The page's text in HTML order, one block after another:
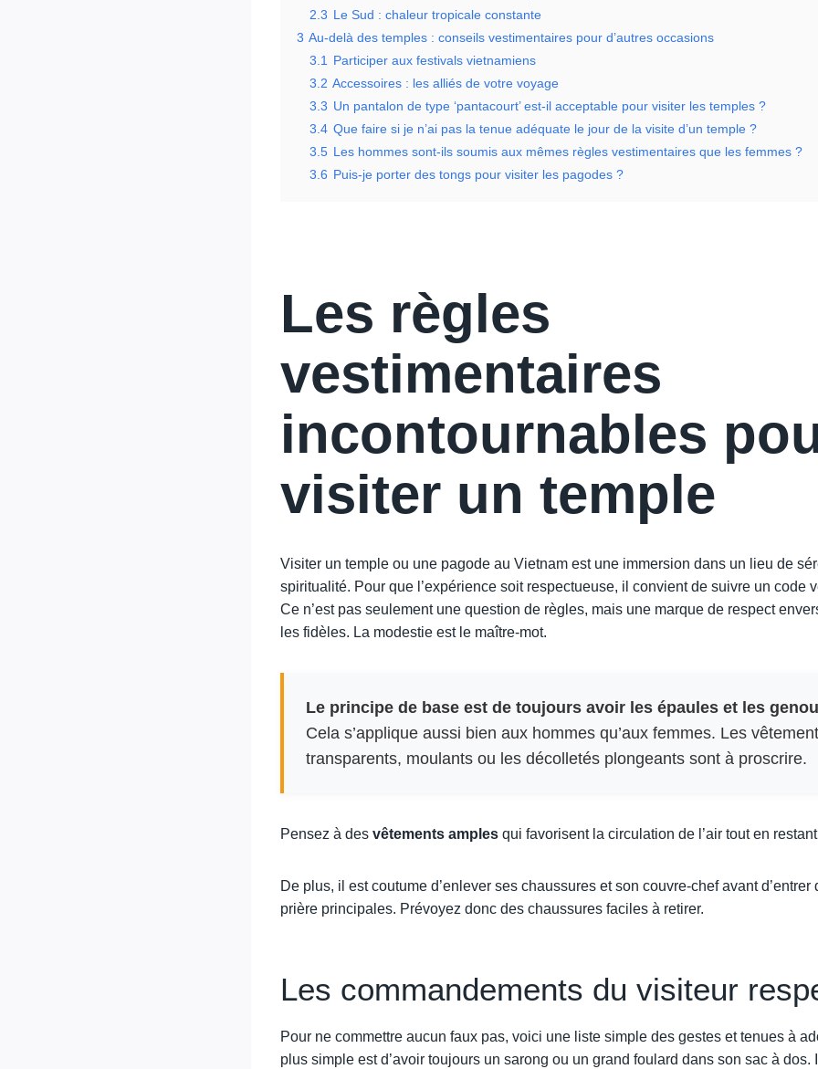
2.3 Le Sud : chaleur tropicale constante
3 Au-delà des temples : conseils vestimentaires pour d’autres occasions
3.1
Participer aux festivals vietnamiens
3.2 Accessoires : les alliés de votre voyage
3.3 Un pantalon de type ‘pantacourt’ est-il acceptable pour visiter les temples ?
3.4 Que faire si je n’ai pas la tenue adéquate le jour de la visite d’un temple ?
3.5 Les hommes sont-ils soumis aux mêmes règles vestimentaires que les femmes ?
3.6 Puis-je porter des tongs pour visiter les pagodes ?
Les règles
vestimentaires
incontournables
visiter un temple
Visiter un temple ou une pagode au Vietnam est une immersion dans un lieu de
spiritualité. Pour que l’expérience soit respectueuse, il convient de suivre un code
Ce n’est pas seulement une question de règles, mais une marque de respect
les fidèles. La modestie est le maître-mot.
Le principe de base est de toujours avoir les épaules et les
Cela s’applique aussi bien aux hommes qu’aux femmes. Les
transparents, moulants ou les décolletés plongeants sont à proscrire.
Pensez à des vêtements amples qui favorisent la circulation de l’air tout en
De plus, il est coutume d’enlever ses chaussures et son couvre-chef avant
prière principales. Prévoyez donc des chaussures faciles à retirer.
Les commandements du visiteur
Pour ne commettre aucun faux pas, voici une liste simple des gestes et tenues à
plus simple est d’avoir toujours un sarong ou un grand foulard dans son sac à dos.